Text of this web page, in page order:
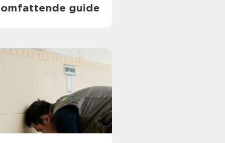
omfattende guide